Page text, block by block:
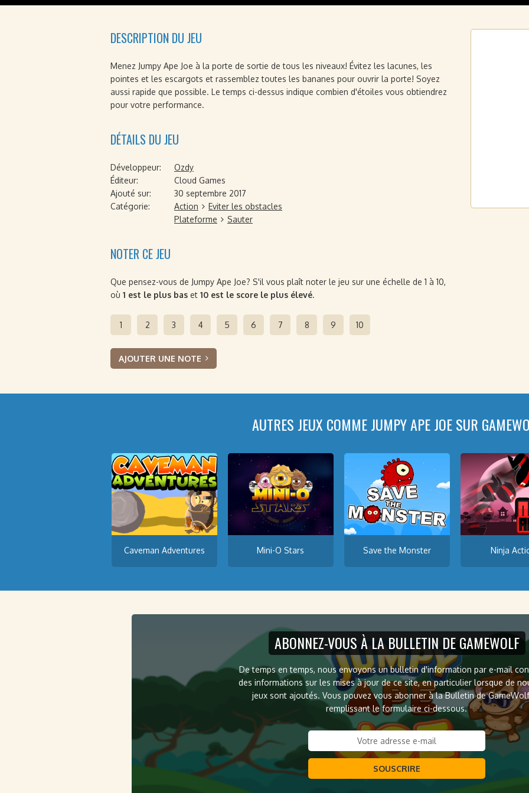
DESCRIPTION DU JEU
Menez Jumpy Ape Joe à la porte de sortie de tous les niveaux! Évitez les lacunes, les
pointes et les escargots et rassemblez toutes les bananes pour ouvrir la porte! Soyez
aussi rapide que possible. Le temps ci-dessus indique combien d'étoiles vous obtiendrez
pour votre performance.
DÉTAILS DU JEU
Développeur:
Ozdy
Éditeur:
Cloud Games
Ajouté sur:
30 septembre 2017
Catégorie:
Action
Eviter les obstacles
Plateforme
Sauter
NOTER CE JEU
Que pensez-vous de Jumpy Ape Joe? S'il vous plaît noter le jeu sur une échelle de 1 à 10,
où 1 est le plus bas et 10 est le score le plus élevé.
1 2 3 4 5 6 7 8 9 10
AJOUTER UNE NOTE
AUTRES JEUX COMME JUMPY APE JOE SUR
Caveman Adventures Mini-O Stars Save the Monster Ninja
ABONNEZ-VOUS À LA BULLETIN DE GAMEWOLF
De temps en temps, nous envoyons un bulletin d'information par e-mail
des informations sur les mises à jour de ce site, en particulier lorsque de
jeux sont ajoutés. Vous pouvez vous abonner à la Bulletin de
remplissant le formulaire ci-dessous.
SOUSCRIRE